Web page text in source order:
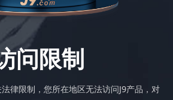
问限制
律限制，您所在地区无法访问J9产品，对